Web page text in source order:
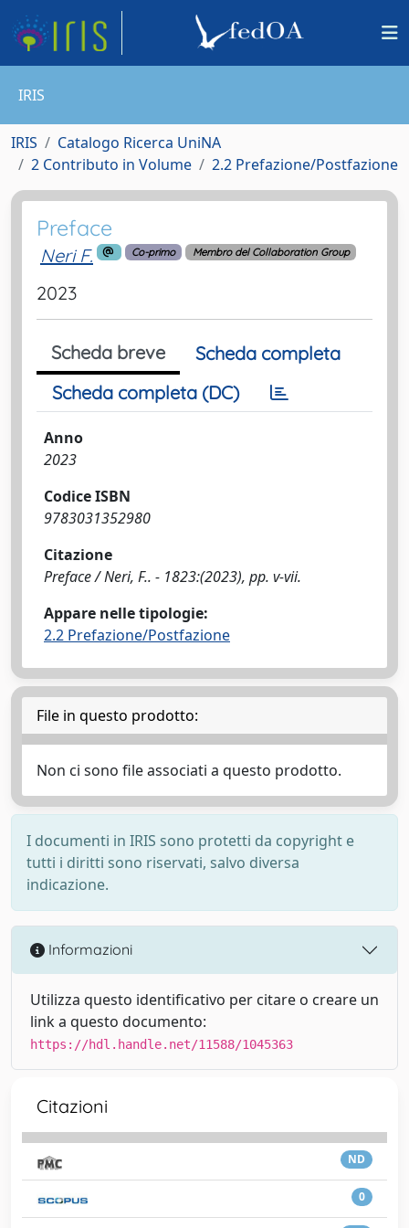
IRIS
IRIS
Catalogo Ricerca UniNA
2 Contributo in Volume
2.2 Prefazione/Postfazione
Preface
Neri F. Co-primo Membro del Collaboration Group
2023
Scheda breve
Scheda completa
Scheda completa (DC)
Anno
2023
Codice ISBN
9783031352980
Citazione
Preface / Neri, F.. - 1823:(2023), pp. v-vii.
Appare nelle tipologie:
2.2 Prefazione/Postfazione
File in questo prodotto:
Non ci sono file associati a questo prodotto.
I documenti in IRIS sono protetti da copyright e
tutti i diritti sono riservati, salvo diversa
indicazione.
Informazioni
Utilizza questo identificativo per citare o creare un
link a questo documento:
https://hdl.handle.net/11588/1045363
Citazioni
ND
0